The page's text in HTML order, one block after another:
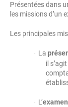
Présentées dans
les missions d’un
Les principales
· La
il
· L’